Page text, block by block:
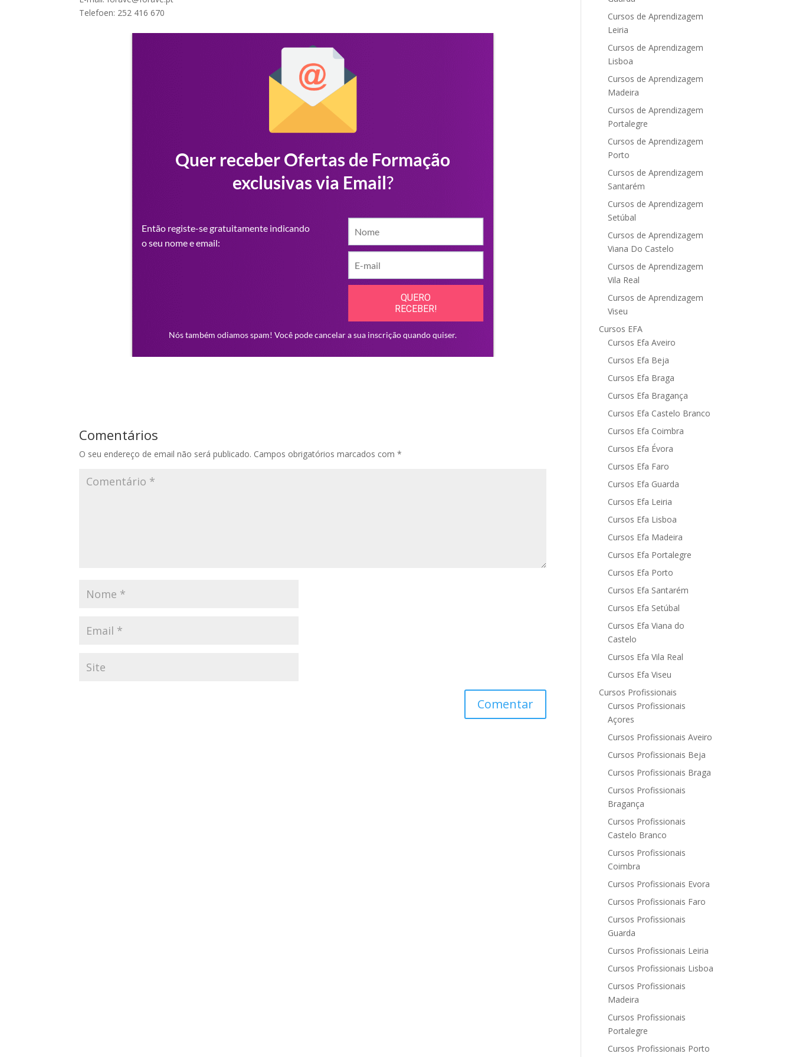
Telefoen: 252 416 670
Comentários
O seu endereço de email não será publicado. Campos obrigatórios marcados com*
Cursos de Aprendizagem
Leiria
Cursos de Aprendizagem
Lisboa
Cursos de Aprendizagem
Madeira
Cursos de Aprendizagem
Portalegre
Cursos de Aprendizagem
Porto
Cursos de Aprendizagem
Santarém
Cursos de Aprendizagem
Setúbal
Cursos de Aprendizagem
Viana Do Castelo
Cursos de Aprendizagem
Vila Real
Cursos de Aprendizagem
Viseu
Cursos EFA
Cursos Efa Aveiro
Cursos Efa Beja
Cursos Efa Braga
Cursos Efa Bragança
Cursos Efa Castelo Branco
Cursos Efa Coimbra
Cursos Efa Évora
Cursos Efa Faro
Cursos Efa Guarda
Cursos Efa Leiria
Cursos Efa Lisboa
Cursos Efa Madeira
Cursos Efa Portalegre
Cursos Efa Porto
Cursos Efa Santarém
Cursos Efa Setúbal
Cursos Efa Viana do
Castelo
Cursos Efa Vila Real
Cursos Efa Viseu
Cursos Profissionais
Cursos Profissionais
Açores
Cursos Profissionais Aveiro
Cursos Profissionais Beja
Cursos Profissionais Braga
Cursos Profissionais
Bragança
Cursos Profissionais
Castelo Branco
Cursos Profissionais
Coimbra
Cursos Profissionais Evora
Cursos Profissionais Faro
Cursos Profissionais
Guarda
Cursos Profissionais Leiria
Cursos Profissionais Lisboa
Cursos Profissionais
Madeira
Cursos Profissionais
Portalegre
Cursos Profissionais Porto